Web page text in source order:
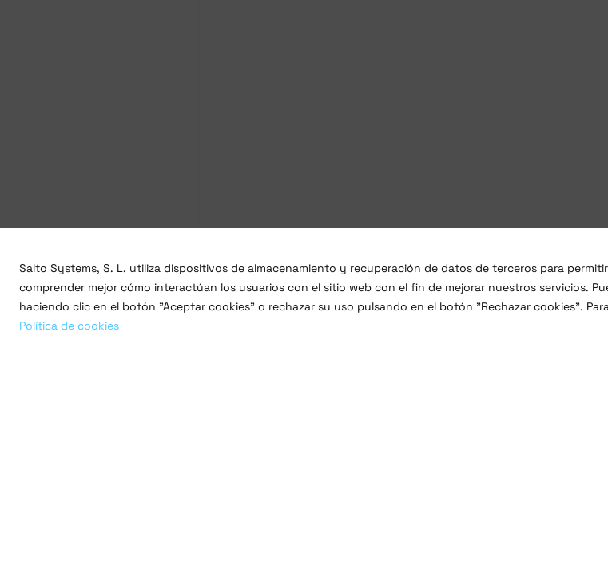
Salto Systems, S. L. utiliza dispositivos de almacenamiento y recuperación de datos de terceros para
comprender mejor cómo interactúan los usuarios con el sitio web con el fin de mejorar nuestros servicios.
haciendo clic en el botón "Aceptar cookies" o rechazar su uso pulsando en el botón "Rechazar cookies".
Política de cookies